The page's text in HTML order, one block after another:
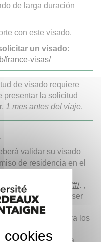
de larga duración
con este visado.
un visado:
france-visas/
de visado requiere
presentar la solicitud
1 mes antes del viaje.
validar su visado
de residencia en el
particuliers/#/. ,
del visado debe de ser
después de su
de los 2 meses para los
este plazo, su
como regulada.
cookies